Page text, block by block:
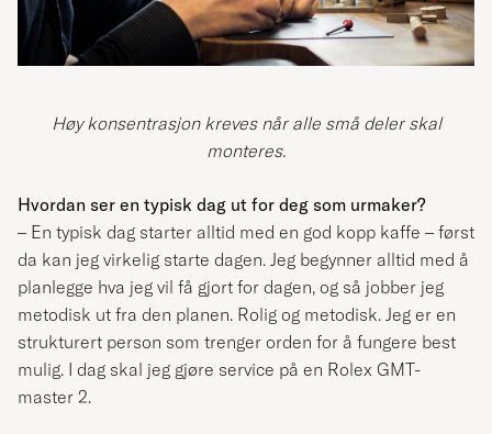
Høy konsentrasjon kreves når alle små deler skal
monteres.
Hvordan ser en typisk dag ut for deg som urmaker?
– En typisk dag starter alltid med en god kopp kaffe – først
da kan jeg virkelig starte dagen. Jeg begynner alltid med å
planlegge hva jeg vil få gjort for dagen, og så jobber jeg
metodisk ut fra den planen. Rolig og metodisk. Jeg er en
strukturert person som trenger orden for å fungere best
mulig. I dag skal jeg gjøre service på en Rolex GMT-
master 2.